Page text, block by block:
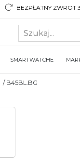
BEZPŁATNY ZWROT
SMARTWATCHE
/B45BL.BG